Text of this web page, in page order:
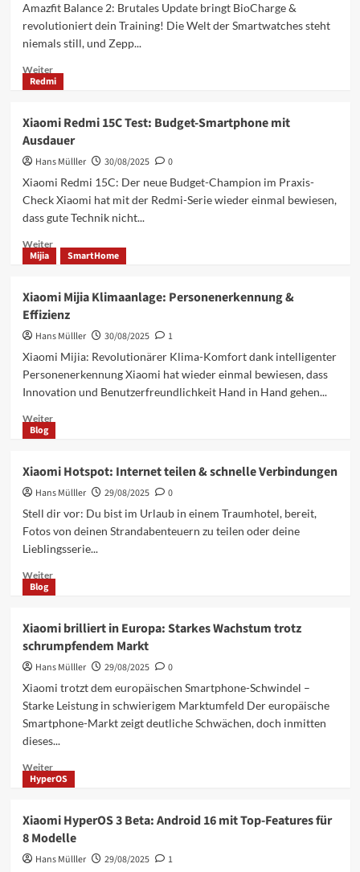
mit
iOS
26
Amazfit Balance 2: Brutales Update bringt BioCharge &
revolutioniert dein Training! Die Welt der Smartwatches steht
niemals still, und Zepp...
WeiterMehr
Informationen
Balance
2:
BioCharge
mehr
–
Das
Update!
Redmi
Xiaomi Redmi 15C Test: Budget-Smartphone mit
Ausdauer
Hans Mülller 30/08/2025
0
Xiaomi Redmi 15C: Der neue Budget-Champion im Praxis-
Check Xiaomi hat mit der Redmi-Serie wieder einmal bewiesen,
dass gute Technik nicht...
WeiterMehr
Informationen
Redmi
15C
Test:
Smartphone
mit
Ausdauer
Mijia SmartHome
Xiaomi Mijia Klimaanlage: Personenerkennung &
Effizienz
Hans Mülller 30/08/2025
1
Xiaomi Mijia: Revolutionärer Klima-Komfort dank intelligenter
Personenerkennung Xiaomi hat wieder einmal bewiesen, dass
Innovation und Benutzerfreundlichkeit Hand in Hand gehen...
WeiterMehr
Mijia
Klimaanlage:
Personenerkennung
Effizienz
Blog
Xiaomi Hotspot: Internet teilen & schnelle Verbindungen
Hans Mülller 29/08/2025
0
Stell dir vor: Du bist im Urlaub in einem Traumhotel, bereit,
Fotos von deinen Strandabenteuern zu teilen oder deine
Lieblingsserie...
WeiterMehr
Hotspot:
Internet
teilen
schnelle
Verbindungen
Blog
Xiaomi brilliert in Europa: Starkes Wachstum trotz
schrumpfendem Markt
Hans Mülller 29/08/2025
0
Xiaomi trotzt dem europäischen Smartphone-Schwindel –
Starke Leistung in schwierigem Marktumfeld Der europäische
Smartphone-Markt zeigt deutliche Schwächen, doch inmitten
dieses...
WeiterMehr
Informationen
brilliert
in
Europa:
HyperOS
Xiaomi HyperOS 3 Beta: Android 16 mit Top-Features für
8 Modelle
Hans Mülller 29/08/2025
1